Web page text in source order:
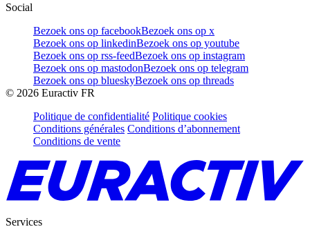
Social
Bezoek ons op facebookBezoek ons op x
Bezoek ons op linkedinBezoek ons op youtube
Bezoek ons op rss-feedBezoek ons op instagram
Bezoek ons op mastodonBezoek ons op telegram
Bezoek ons op blueskyBezoek ons op threads
© 2026 Euractiv FR
Politique de confidentialité Politique cookies
Conditions générales Conditions d’abonnement
Conditions de vente
Services